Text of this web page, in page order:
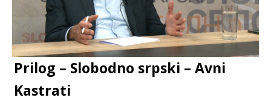
Prilog – Slobodno srpski – Avni
Kastrati